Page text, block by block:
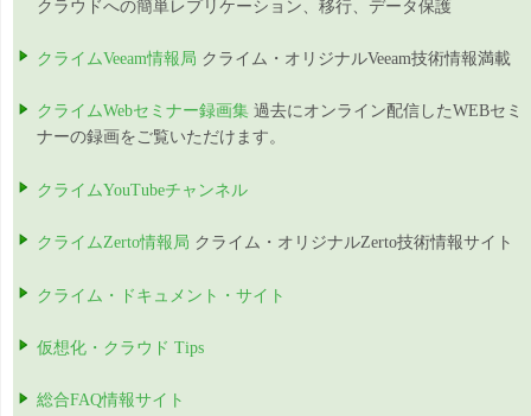
クラウドへの簡単レプリケーション、移行、データ保護
クライムVeeam情報局 クライム・オリジナルVeeam技術情報満載
クライムWebセミナー録画集 過去にオンライン配信したWEBセミ
ナーの録画をご覧いただけます。
クライムYouTubeチャンネル
クライムZerto情報局 クライム・オリジナルZerto技術情報サイト
クライム・ドキュメント・サイト
仮想化・クラウド Tips
総合FAQ情報サイト